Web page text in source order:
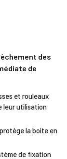
des
de
et rouleaux
leur utilisation
la boite en
de fixation